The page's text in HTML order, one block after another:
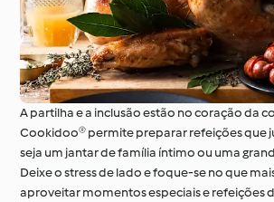
A partilha e a inclusão estão no coração da
Cookidoo® permite preparar refeições que
seja um jantar de família íntimo ou uma
Deixe o stress de lado e foque-se no que
aproveitar momentos especiais e refeições